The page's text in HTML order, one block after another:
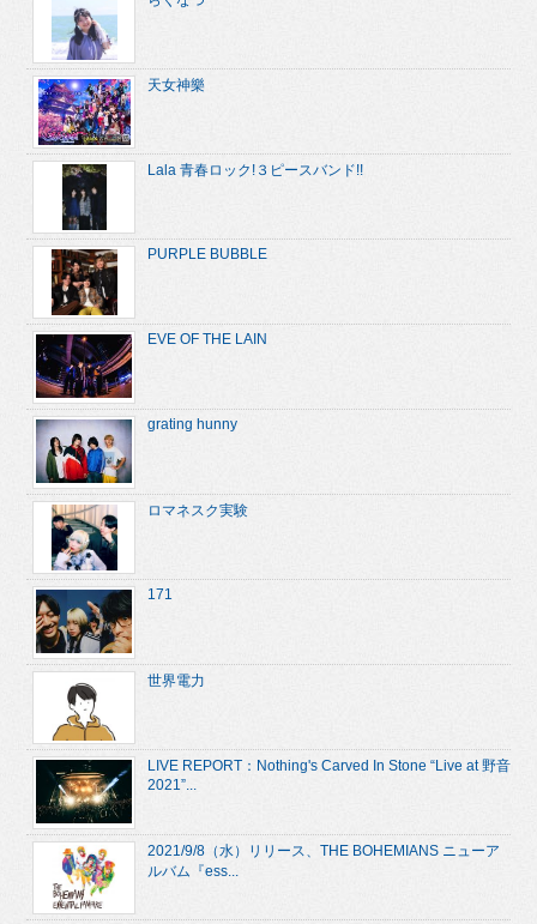
天女神樂
Lala 青春ロック!３ピースバンド!!
PURPLE BUBBLE
EVE OF THE LAIN
grating hunny
ロマネスク実験
171
世界電力
LIVE REPORT：Nothing's Carved In Stone “Live at 野音
2021”...
2021/9/8（水）リリース、THE BOHEMIANS ニューア
ルバム『ess...